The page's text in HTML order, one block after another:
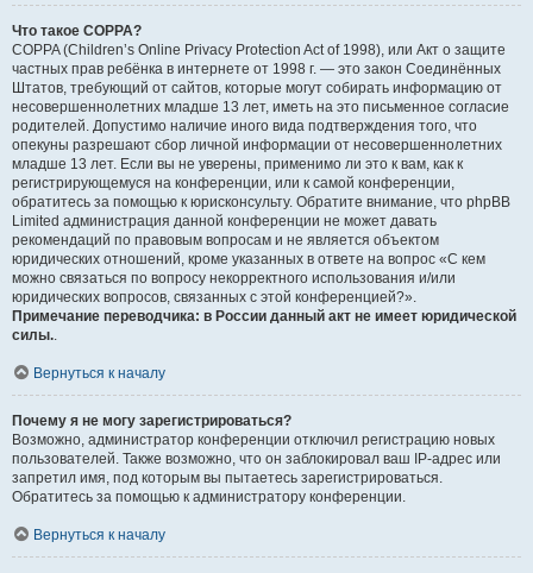
Что такое COPPA?
COPPA (Children’s Online Privacy Protection Act of 1998), или Акт о защите
частных прав ребёнка в интернете от 1998 г. — это закон Соединённых
Штатов, требующий от сайтов, которые могут собирать информацию от
несовершеннолетних младше 13 лет, иметь на это письменное согласие
родителей. Допустимо наличие иного вида подтверждения того, что
опекуны разрешают сбор личной информации от несовершеннолетних
младше 13 лет. Если вы не уверены, применимо ли это к вам, как к
регистрирующемуся на конференции, или к самой конференции,
обратитесь за помощью к юрисконсульту. Обратите внимание, что phpBB
Limited администрация данной конференции не может давать
рекомендаций по правовым вопросам и не является объектом
юридических отношений, кроме указанных в ответе на вопрос «С кем
можно связаться по вопросу некорректного использования и/или
юридических вопросов, связанных с этой конференцией?».
Примечание переводчика: в России данный акт не имеет юридической
силы..
Вернуться к началу
Почему я не могу зарегистрироваться?
Возможно, администратор конференции отключил регистрацию новых
пользователей. Также возможно, что он заблокировал ваш IP-адрес или
запретил имя, под которым вы пытаетесь зарегистрироваться.
Обратитесь за помощью к администратору конференции.
Вернуться к началу